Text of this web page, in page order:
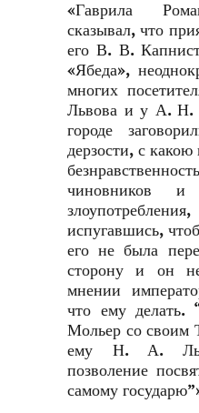
«Гаврила
сказывал, что
его В. В.
«Ябеда»,
многих
Львова и у А. Н.
городе
дерзости, с
чиновников
испугавшись,
его не была
сторону и он
мнении
что ему делать.
Мольер со своим
ему Н. А.
позволение
самому